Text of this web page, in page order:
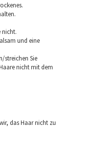
nicht.
und eine
streichen Sie
nicht mit dem
das Haar nicht zu